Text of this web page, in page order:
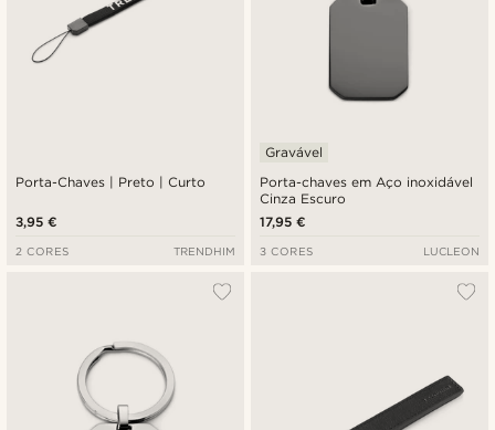
Porta-Chaves | Preto | Curto
3,95 €
2 CORES TRENDHIM
Porta-chaves em Aço inoxidável
Cinza Escuro
Gravável
17,95 €
3 CORES LUCLEON